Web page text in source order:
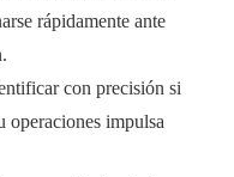
rápidamente ante
con precisión si
operaciones impulsa